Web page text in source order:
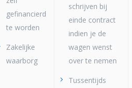
gefinancierd
te worden
Zakelijke
waarborg
schrijven bij
einde contract
indien je de
wagen wenst
over te nemen
Tussentijds